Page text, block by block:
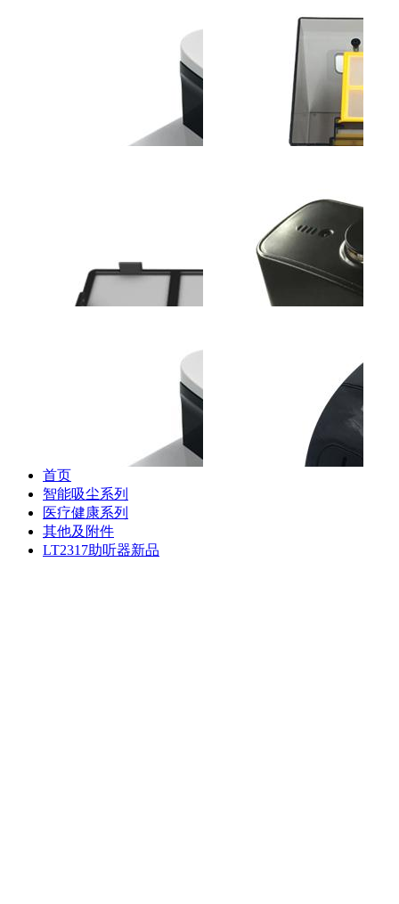
斐纳TOMEFON-LT2317
斐纳TOMEFON-TF-G90
智能扫地机器人
斐纳TOMEFON-TF-
W8000A空气净化器
斐纳TOMEFON-TF-S850
斐纳TOMEFON-TF-S850
斐纳TOMEFON-TF-S880
专用初级滤网
首页
智能吸尘系列
医疗健康系列
其他及附件
LT2317助听器新品